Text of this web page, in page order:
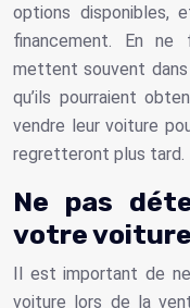
options disponibles,
financement. En
mettent souvent
qu’ils pourraient
vendre leur voiture
regretteront plus tard.
Ne pas
votre voiture
Il est important de
voiture lors de la